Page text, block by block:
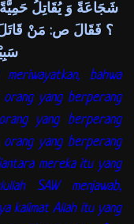
شَجَاعَةً وَ يُقَاتِلُ
؟ فَقَالَ ص: مَنْ قَاتَلَ
bahwa
orang yang berperang
yang berperang
orang yang berperang
mereka itu yang
SAW menjawab,
kalimat Allah itu yang